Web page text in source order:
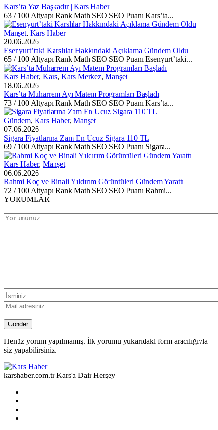
Kars’ta Yaz Başkadır | Kars Haber
63 / 100 Altyapı Rank Math SEO SEO Puanı Kars’ta...
Manşet, Kars Haber
20.06.2026
Esenyurt’taki Karslılar Hakkındaki Açıklama Gündem Oldu
65 / 100 Altyapı Rank Math SEO SEO Puanı Esenyurt’taki...
Kars Haber, Kars, Kars Merkez, Manşet
18.06.2026
Kars’ta Muharrem Ayı Matem Programları Başladı
73 / 100 Altyapı Rank Math SEO SEO Puanı Kars’ta...
Gündem, Kars Haber, Manşet
07.06.2026
Sigara Fiyatlarına Zam En Ucuz Sigara 110 TL
69 / 100 Altyapı Rank Math SEO SEO Puanı Sigara...
Kars Haber, Manşet
06.06.2026
Rahmi Koç ve Binali Yıldırım Görüntüleri Gündem Yarattı
72 / 100 Altyapı Rank Math SEO SEO Puanı Rahmi...
YORUMLAR
Henüz yorum yapılmamış. İlk yorumu yukarıdaki form aracılığıyla
siz yapabilirsiniz.
karshaber.com.tr Kars'a Dair Herşey